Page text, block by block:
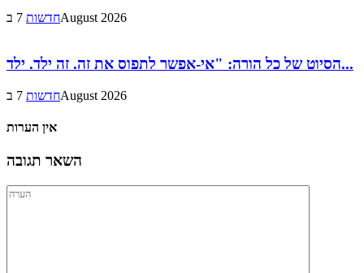
חדשות7 בAugust 2026
הסיוט של כל הורה: "אי-אפשר לתפוס את זה. זה ילד. ילד...
חדשות7 בAugust 2026
אין הערות
השאר תגובה